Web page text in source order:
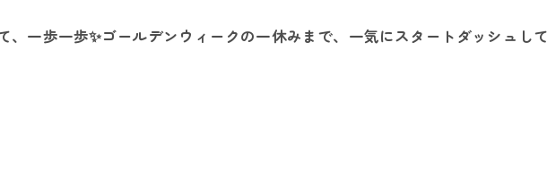
一歩一歩✨ゴールデンウィークの一休みまで、一気にスタートダッシュし